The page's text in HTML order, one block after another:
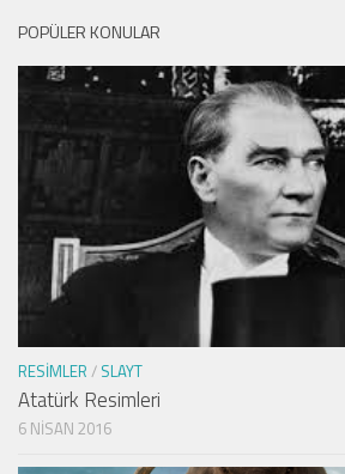
POPÜLER KONULAR
RESIMLER / SLAYT
Atatürk Resimleri
6 NISAN 2016